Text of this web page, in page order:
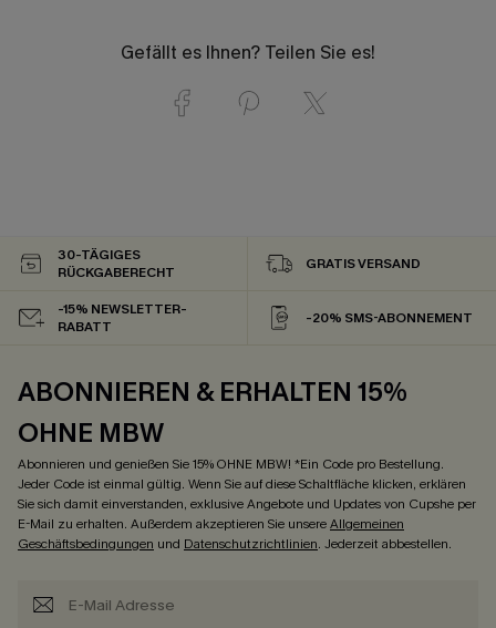
Gefällt es Ihnen? Teilen Sie es!
30-TÄGIGES
RÜCKGABERECHT
GRATIS VERSAND
-15% NEWSLETTER-
RABATT
-20% SMS-ABONNEMENT
ABONNIEREN & ERHALTEN 15%
OHNE MBW
Abonnieren und genießen Sie 15% OHNE MBW! *Ein Code pro Bestellung.
Jeder Code ist einmal gültig. Wenn Sie auf diese Schaltfläche klicken, erklären
Sie sich damit einverstanden, exklusive Angebote und Updates von Cupshe per
E-Mail zu erhalten. Außerdem akzeptieren Sie unsereAllgemeinen
Geschäftsbedingungen und Datenschutzrichtlinien. Jederzeit abbestellen.